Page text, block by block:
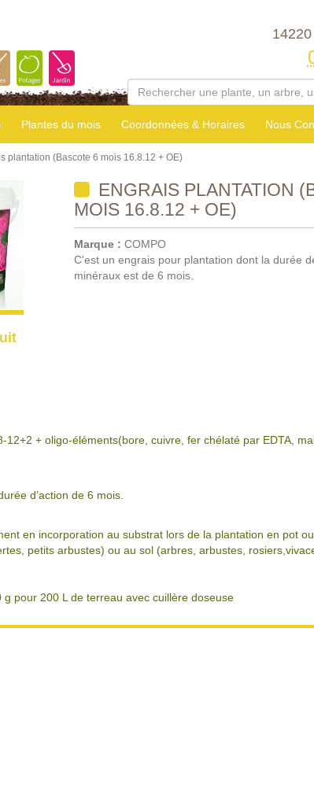
Plantes du mois Coordonnées & Horaires Nous
plantation (Bascote 6 mois 16.8.12 + OE)
ENGRAIS PLANTATION
MOIS 16.8.12 + OE)
Marque : COMPO
C'est un engrais pour plantation dont la durée
minéraux est de 6 mois.
12+2 + oligo-éléments(bore, cuivre, fer chélaté par EDTA,
d’action de 6 mois.
en incorporation au substrat lors de la plantation en pot
petits arbustes) ou au sol (arbres, arbustes,
pour 200 L de terreau avec cuillère doseuse